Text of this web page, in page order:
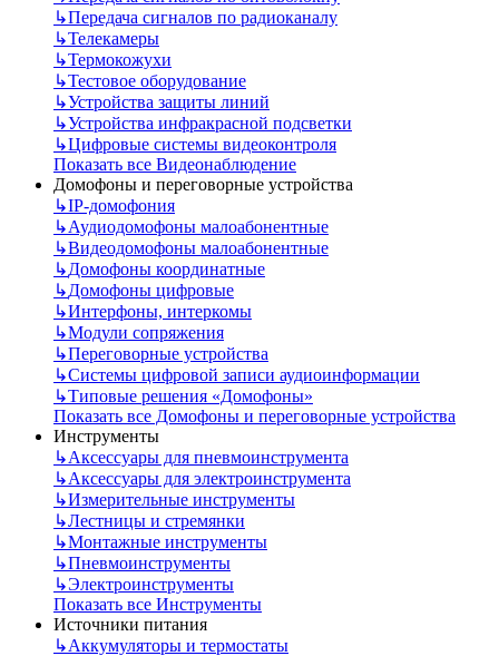
↳Передача сигналов по радиоканалу
↳Телекамеры
↳Термокожухи
↳Тестовое оборудование
↳Устройства защиты линий
↳Устройства инфракрасной подсветки
↳Цифровые системы видеоконтроля
Показать все Видеонаблюдение
Домофоны и переговорные устройства
↳IP-домофония
↳Аудиодомофоны малоабонентные
↳Видеодомофоны малоабонентные
↳Домофоны координатные
↳Домофоны цифровые
↳Интерфоны, интеркомы
↳Модули сопряжения
↳Переговорные устройства
↳Системы цифровой записи аудиоинформации
↳Типовые решения «Домофоны»
Показать все Домофоны и переговорные устройства
Инструменты
↳Аксессуары для пневмоинструмента
↳Аксессуары для электроинструмента
↳Измерительные инструменты
↳Лестницы и стремянки
↳Монтажные инструменты
↳Пневмоинструменты
↳Электроинструменты
Показать все Инструменты
Источники питания
↳Аккумуляторы и термостаты